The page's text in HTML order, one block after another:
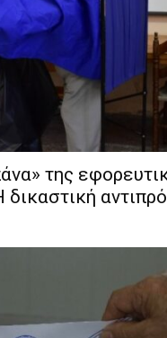
της
δικαστική